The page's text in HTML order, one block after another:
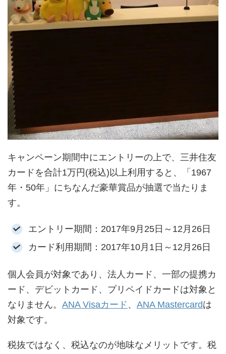
キャンペーン期間中にエントリーの上で、三井住友
カードを合計1万円(税込)以上利用すると、「1967
年・50年」にちなんだ豪華賞品が抽選で当たりま
す。
エントリー期間：2017年9月25日～12月26日
カード利用期間：2017年10月1日～12月26日
個人会員が対象であり、法人カード、一部の提携カ
ード、デビットカード、プリペイドカードは対象と
なりません。 ANA Visaカード 、 ANA Mastercardは
対象です。
税抜ではなく、税込なのが地味なメリットです。税